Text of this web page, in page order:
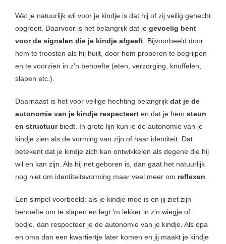
Wat je natuurlijk wil voor je kindje is dat hij of zij veilig gehecht
opgroeit. Daarvoor is het belangrijk dat je gevoelig bent
voor de signalen die je kindje afgeeft . Bijvoorbeeld door
hem te troosten als hij huilt, door hem proberen te begrijpen
en te voorzien in z’n behoefte (eten, verzorging, knuffelen,
slapen etc.).
Daarnaast is het voor veilige hechting belangrijk dat je de
autonomie van je kindje respecteert en dat je hem steun
en structuurbiedt. In grote lijn kun je de autonomie van je
kindje zien als de vorming van zijn of haar identiteit. Dat
betekent dat je kindje zich kan ontwikkelen als degene die hij
wil en kan zijn. Als hij net geboren is, dan gaat het natuurlijk
nog niet om identiteitsvorming maar veel meer om reflexen
Een simpel voorbeeld: als je kindje moe is en jij ziet zijn
behoefte om te slapen en legt ‘m lekker in z’n wiegje of
bedje, dan respecteer je de autonomie van je kindje. Als opa
en oma dan een kwartiertje later komen en jij maakt je kindje